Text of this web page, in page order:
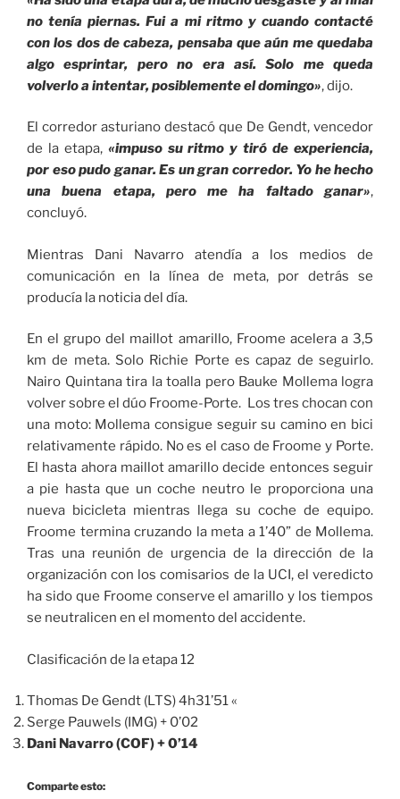
no tenía piernas. Fui a mi ritmo y cuando contacté
con los dos de cabeza, pensaba que aún me quedaba
algo esprintar, pero no era así. Solo me queda
volverlo a intentar, posiblemente el domingo», dijo.
El corredor asturiano destacó que De Gendt, vencedor
de la etapa, «impuso su ritmo y tiró de experiencia,
por eso pudo ganar. Es un gran corredor. Yo he hecho
una buena etapa, pero me ha faltado ganar»,
concluyó.
Mientras Dani Navarro atendía a los medios de
comunicación en la línea de meta, por detrás se
producía la noticia del día.
En el grupo del maillot amarillo, Froome acelera a 3,5
km de meta. Solo Richie Porte es capaz de seguirlo.
Nairo Quintana tira la toalla pero Bauke Mollema logra
volver sobre el dúo Froome-Porte. Los tres chocan con
una moto: Mollema consigue seguir su camino en bici
relativamente rápido. No es el caso de Froome y Porte.
El hasta ahora maillot amarillo decide entonces seguir
a pie hasta que un coche neutro le proporciona una
nueva bicicleta mientras llega su coche de equipo.
Froome termina cruzando la meta a 1’40” de Mollema.
Tras una reunión de urgencia de la dirección de la
organización con los comisarios de la UCI, el veredicto
ha sido que Froome conserve el amarillo y los tiempos
se neutralicen en el momento del accidente.
Clasificación de la etapa 12
Thomas De Gendt (LTS) 4h31’51 «
Serge Pauwels (IMG) + 0’02
Dani Navarro (COF) + 0’14
Comparte esto: